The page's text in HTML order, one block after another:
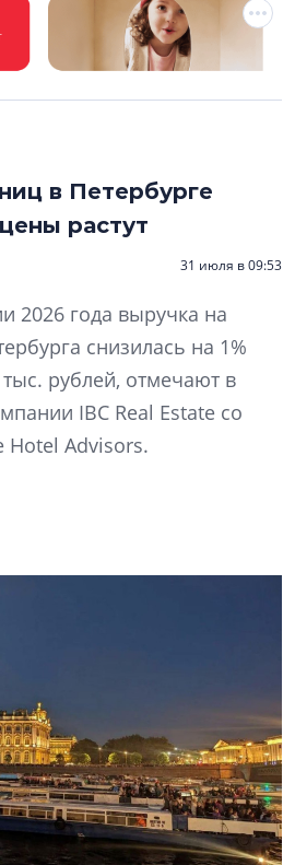
в Петербурге
растут
31 июля в 09:53
2026 года выручка на
снизилась на 1%
рублей, отмечают в
IBC Real Estate со
Hotel Advisors.